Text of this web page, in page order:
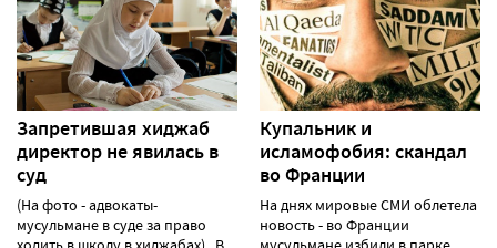
Запретившая хиджаб
директор не явилась в
суд
(На фото - адвокаты-
мусульмане в суде за право
Купальник и
исламофобия: скандал
во Франции
На днях мировые СМИ облетела
новость - во Франции